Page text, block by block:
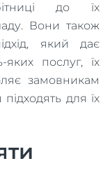
до їх
Вони також
який дає
послуг, їх
замовникам
для їх